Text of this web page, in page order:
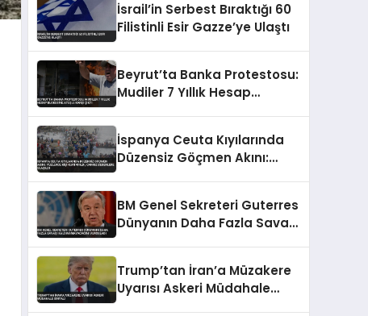
İsrail’in Serbest Bıraktığı 60
Filistinli Esir Gazze’ye Ulaştı
Beyrut’ta Banka Protestosu:
Mudiler 7 Yıllık Hesap
İspanya Ceuta Kıyılarında
Düzensiz Göçmen Akını:
BM Genel Sekreteri Guterres
Dünyanın Daha Fazla Savaşı
Trump’tan İran’a Müzakere
Uyarısı Askeri Müdahale